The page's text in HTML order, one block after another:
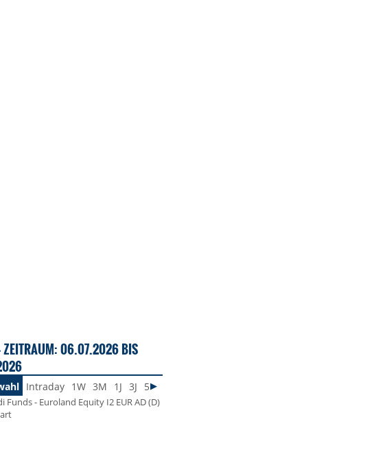
ZEITRAUM: 06.07.2026 BIS
Intraday 1W 3M 1J 3J 5J